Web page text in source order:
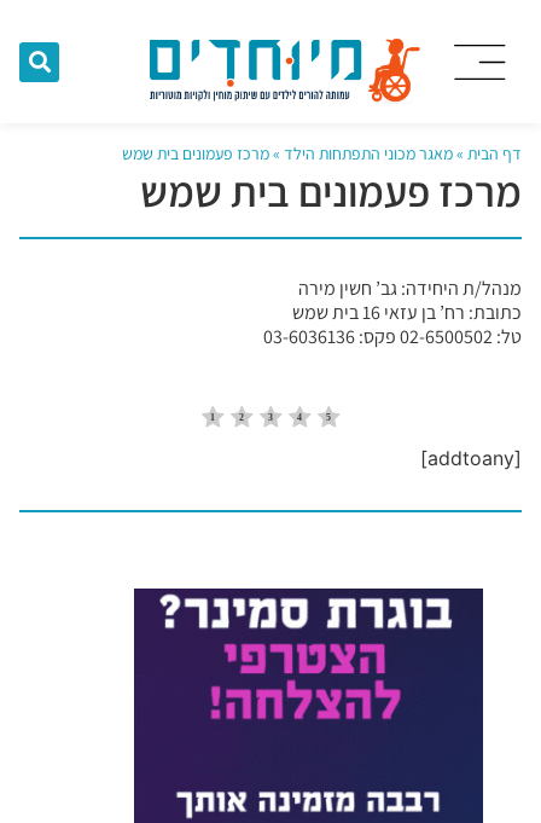
דף הבית »מאגר מכוני התפתחות הילד »מרכז פעמונים בית שמש
מרכז פעמונים בית שמש
מנהל/ת היחידה: גב’ חשין מירה
כתובת: רח’ בן עזאי 16 בית שמש
טל: 02-6500502 פקס: 03-6036136
[addtoany]